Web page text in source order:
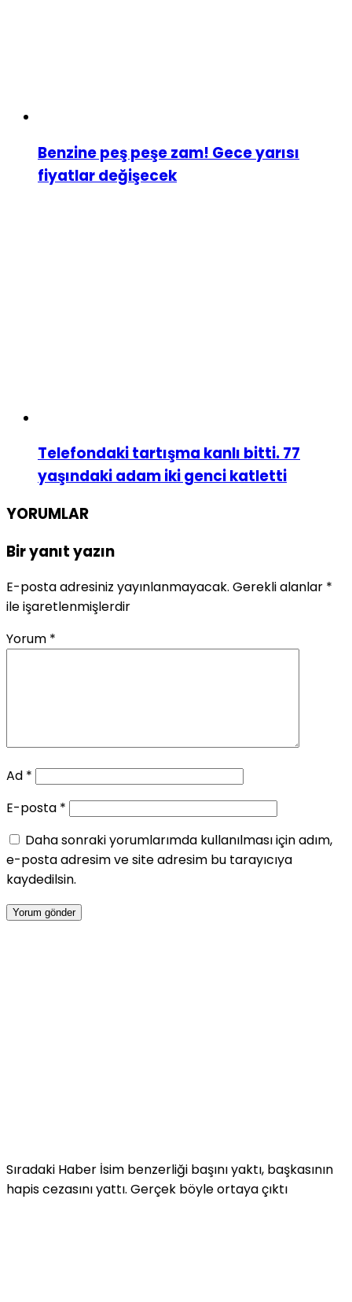
Benzine peş peşe zam! Gece yarısı
fiyatlar değişecek
Telefondaki tartışma kanlı bitti. 77
yaşındaki adam iki genci katletti
YORUMLAR
Bir yanıt yazın
E-posta adresiniz yayınlanmayacak. Gerekli alanlar *
ile işaretlenmişlerdir
Yorum *
Ad *
E-posta *
Daha sonraki yorumlarımda kullanılması için adım,
e-posta adresim ve site adresim bu tarayıcıya
kaydedilsin.
Sıradaki Haber İsim benzerliği başını yaktı, başkasının
hapis cezasını yattı. Gerçek böyle ortaya çıktı